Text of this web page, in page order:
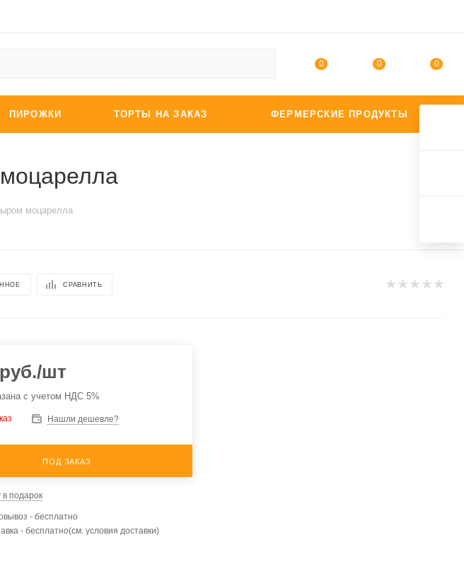
0 0 0
ПИРОЖКИ ТОРТЫ НА ЗАКАЗ ФЕРМЕРСКИЕ ПРОДУКТЫ
моцарелла
СРАВНИТЬ
руб./шт
с учетом НДС 5%
Нашли дешевле?
ПОД ЗАКАЗ
в подарок
- бесплатно
- бесплатно(см. условия доставки)